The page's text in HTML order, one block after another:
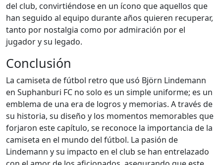
del club, convirtiéndose en un ícono que aquellos que
han seguido al equipo durante años quieren recuperar,
tanto por nostalgia como por admiración por el
jugador y su legado.
Conclusión
La camiseta de fútbol retro que usó Björn Lindemann
en Suphanburi FC no solo es un simple uniforme; es un
emblema de una era de logros y memorias. A través de
su historia, su diseño y los momentos memorables que
forjaron este capítulo, se reconoce la importancia de la
camiseta en el mundo del fútbol. La pasión de
Lindemann y su impacto en el club se han entrelazado